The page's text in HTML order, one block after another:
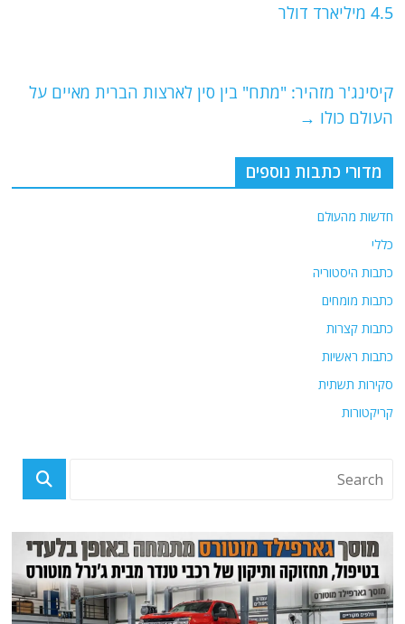
A
ra
k
4.5 מיליארד דולר
קיסינג'ר מזהיר: "מתח" בין סין לארצות הברית מאיים על
העולם כולו →
מדורי כתבות נוספים
חדשות מהעולם
כללי
כתבות היסטוריה
כתבות מומחים
כתבות קצרות
כתבות ראשיות
סקירות תשתית
קריקטורות